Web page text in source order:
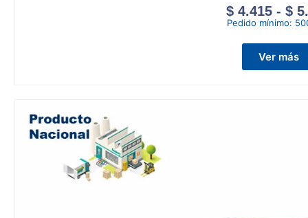
$ 4.415 - $
Pedido mínimo:
Ver más